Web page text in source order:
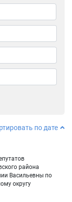
по дате
района
Васильевны по
округу